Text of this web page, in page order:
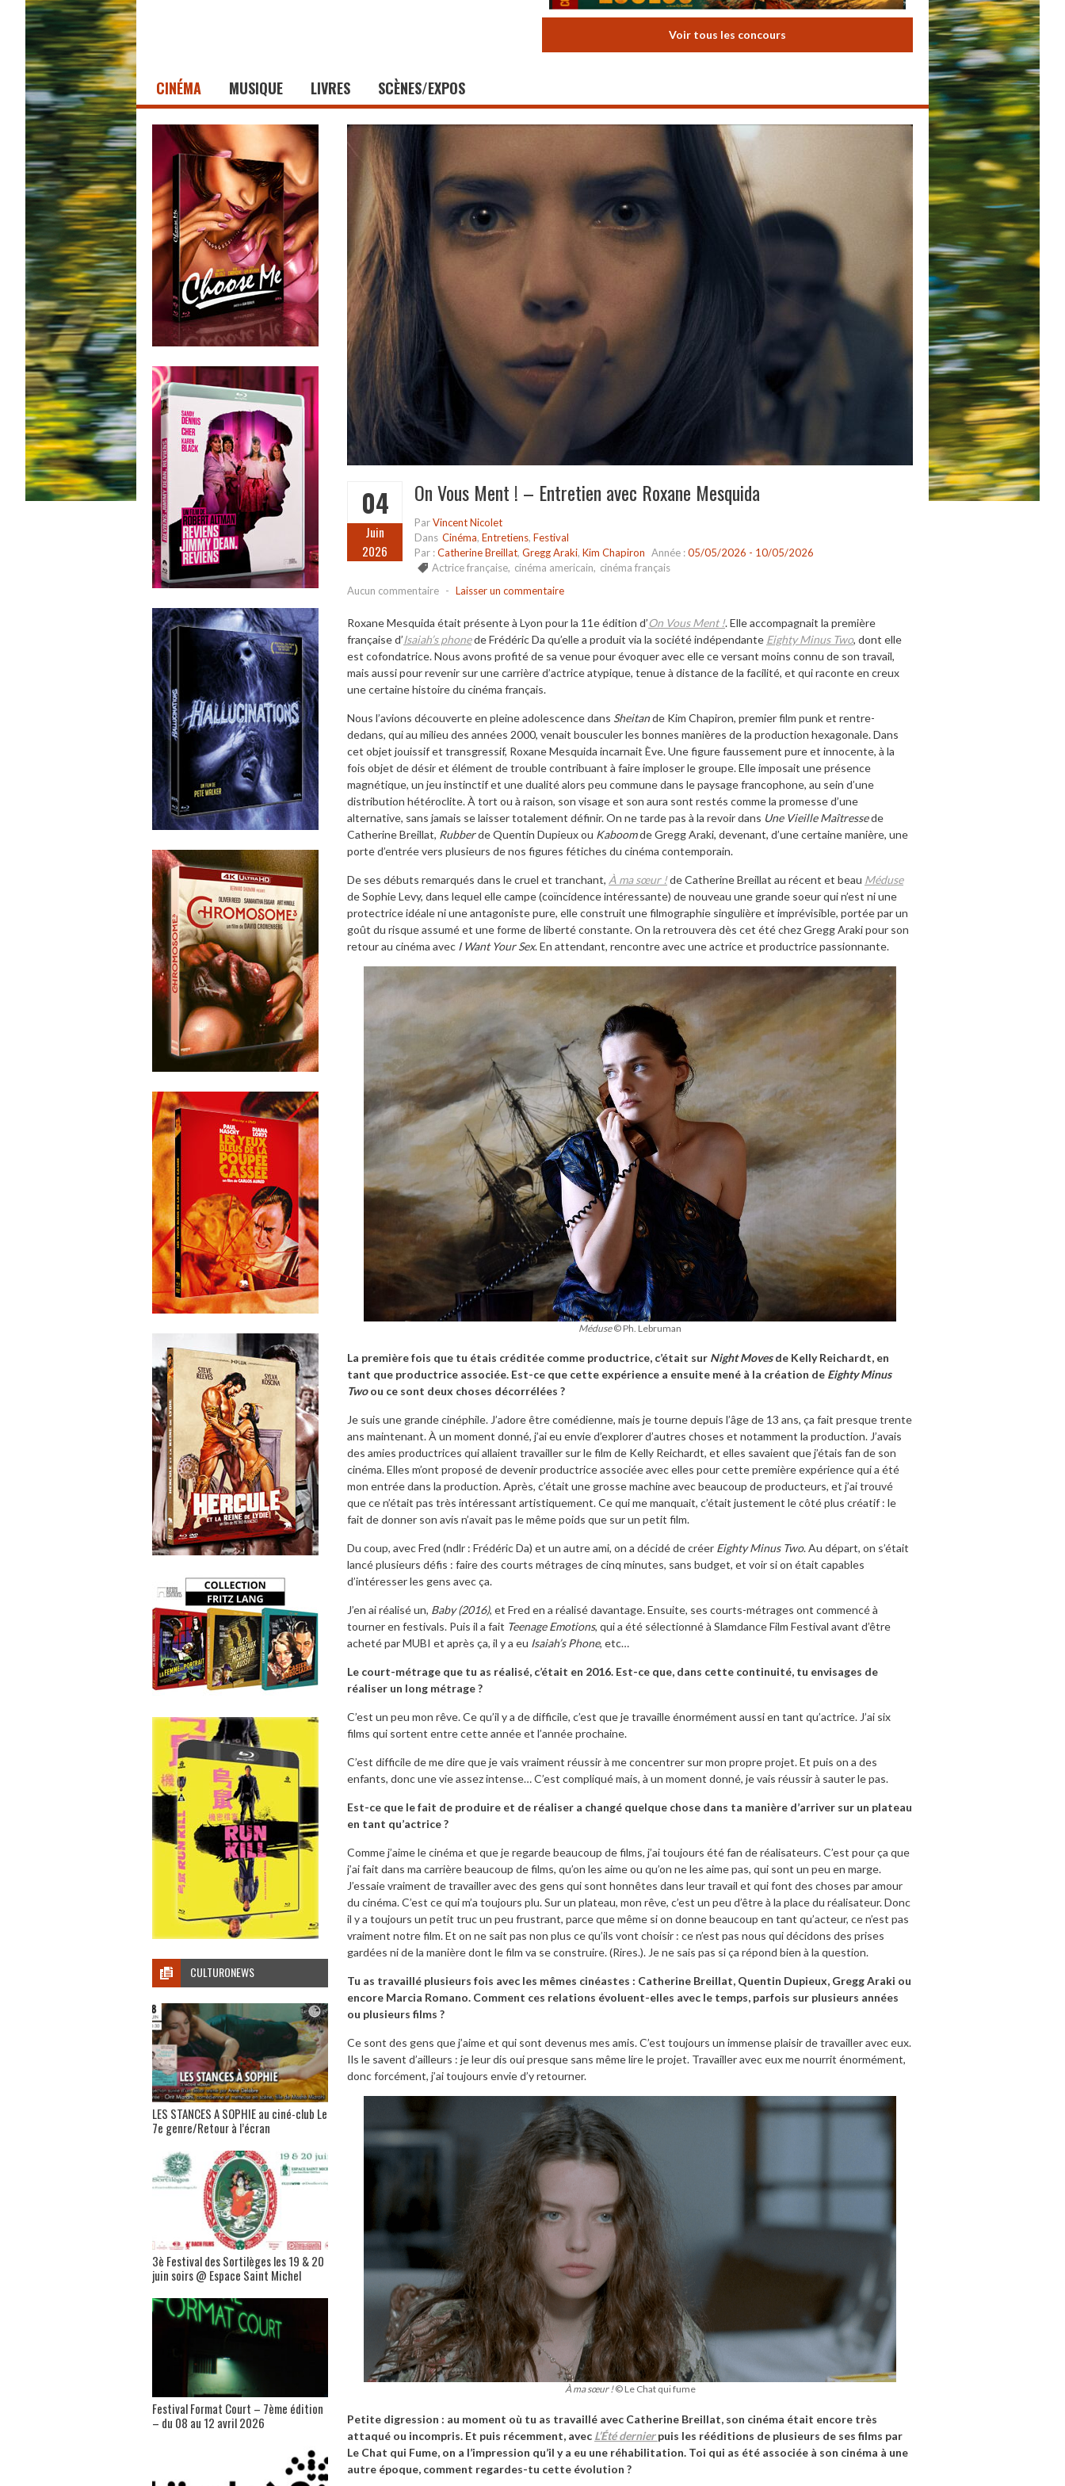
Voir tous les concours
CINÉMA MUSIQUE LIVRES SCÈNES/EXPOS
04
Juin
2026
On Vous Ment ! – Entretien avec Roxane Mesquida
ParVincent Nicolet
Dans Cinéma, Entretiens, Festival
Par :Catherine Breillat, Gregg Araki, Kim Chapiron Année :05/05/2026 - 10/05/2026
Actrice française, cinéma americain, cinéma français
Aucun commentaire - Laisser un commentaire
Roxane Mesquida était présente à Lyon pour la 11e édition d’On Vous Ment !. Elle accompagnait la première
française d’Isaiah’s phonede Frédéric Da qu’elle a produit via la société indépendante Eighty Minus Two, dont elle
est cofondatrice. Nous avons profité de sa venue pour évoquer avec elle ce versant moins connu de son travail,
mais aussi pour revenir sur une carrière d’actrice atypique, tenue à distance de la facilité, et qui raconte en creux
une certaine histoire du cinéma français.
Nous l’avions découverte en pleine adolescence dans Sheitande Kim Chapiron, premier film punk et rentre-
dedans, qui au milieu des années 2000, venait bousculer les bonnes manières de la production hexagonale. Dans
cet objet jouissif et transgressif, Roxane Mesquida incarnait Ève. Une figure faussement pure et innocente, à la
fois objet de désir et élément de trouble contribuant à faire imploser le groupe. Elle imposait une présence
magnétique, un jeu instinctif et une dualité alors peu commune dans le paysage francophone, au sein d’une
distribution hétéroclite. À tort ou à raison, son visage et son aura sont restés comme la promesse d’une
alternative, sans jamais se laisser totalement définir. On ne tarde pas à la revoir dans Une Vieille Maîtressede
Catherine Breillat, Rubberde Quentin Dupieux ou Kaboomde Gregg Araki, devenant, d’une certaine manière, une
porte d’entrée vers plusieurs de nos figures fétiches du cinéma contemporain.
De ses débuts remarqués dans le cruel et tranchant, À ma sœur !de Catherine Breillat au récent et beau Méduse
de Sophie Levy, dans lequel elle campe (coïncidence intéressante) de nouveau une grande soeur qui n’est ni une
protectrice idéale ni une antagoniste pure, elle construit une filmographie singulière et imprévisible, portée par un
goût du risque assumé et une forme de liberté constante. On la retrouvera dès cet été chez Gregg Araki pour son
retour au cinéma avec I Want Your Sex. En attendant, rencontre avec une actrice et productrice passionnante.
Méduse© Ph. Lebruman
La première fois que tu étais créditée comme productrice, c’était sur Night Movesde Kelly Reichardt, en
tant que productrice associée. Est-ce que cette expérience a ensuite mené à la création de Eighty Minus
Twoou ce sont deux choses décorrélées ?
Je suis une grande cinéphile.J’adore être comédienne, mais je tourne depuis l’âge de 13 ans, ça fait presque trente
ans maintenant. À un moment donné, j’ai eu envie d’explorer d’autres choses et notamment la production. J’avais
des amies productrices qui allaient travailler sur le film de Kelly Reichardt, et elles savaient que j’étais fan de son
cinéma. Elles m’ont proposé de devenir productrice associée avec elles pour cette première expérience qui a été
mon entrée dans la production. Après, c’était une grosse machine avec beaucoup de producteurs, et j’ai trouvé
que ce n’était pas très intéressant artistiquement. Ce qui me manquait, c’était justement le côté plus créatif : le
fait de donner son avis n’avait pas le même poids que sur un petit film.
Du coup, avec Fred (ndlr : Frédéric Da) et un autre ami, on a décidé de créer Eighty Minus Two. Au départ, on s’était
lancé plusieurs défis : faire des courts métrages de cinq minutes, sans budget, et voir si on était capables
d’intéresser les gens avec ça.
J’en ai réalisé un, Baby (2016), et Fred en a réalisé davantage. Ensuite, ses courts-métrages ont commencé à
tourner en festivals. Puis il a fait Teenage Emotions, qui a été sélectionné à Slamdance Film Festival avant d’être
acheté par MUBI et après ça, il y a eu Isaiah’s Phone, etc…
Le court-métrage que tu as réalisé, c’était en 2016. Est-ce que, dans cette continuité, tu envisages de
réaliser un long métrage ?
C’est un peu mon rêve. Ce qu’il y a de difficile, c’est que je travaille énormément aussi en tant qu’actrice. J’ai six
films qui sortent entre cette année et l’année prochaine.
C’est difficile de me dire que je vais vraiment réussir à me concentrer sur mon propre projet. Et puis on a des
enfants, donc une vie assez intense… C’est compliqué mais, à un moment donné, je vais réussir à sauter le pas.
Est-ce que le fait de produire et de réaliser a changé quelque chose dans ta manière d’arriver sur un plateau
en tant qu’actrice ?
Comme j’aime le cinéma et que je regarde beaucoup de films, j’ai toujours été fan de réalisateurs. C’est pour ça que
j’ai fait dans ma carrière beaucoup de films, qu’on les aime ou qu’on ne les aime pas, qui sont un peu en marge.
J’essaie vraiment de travailler avec des gens qui sont honnêtes dans leur travail et qui font des choses par amour
du cinéma. C’est ce qui m’a toujours plu. Sur un plateau, mon rêve, c’est un peu d’être à la place du réalisateur. Donc
il y a toujours un petit truc un peu frustrant, parce que même si on donne beaucoup en tant qu’acteur, ce n’est pas
vraiment notre film. Et on ne sait pas non plus ce qu’ils vont choisir : ce n’est pas nous qui décidons des prises
gardées ni de la manière dont le film va se construire. (Rires.). Je ne sais pas si ça répond bien à la question.
Tu as travaillé plusieurs fois avec les mêmes cinéastes : Catherine Breillat, Quentin Dupieux, Gregg Araki ou
encore Marcia Romano. Comment ces relations évoluent-elles avec le temps, parfois sur plusieurs années
ou plusieurs films ?
Ce sont des gens que j’aime et qui sont devenus mes amis. C’est toujours un immense plaisir de travailler avec eux.
Ils le savent d’ailleurs : je leur dis oui presque sans même lire le projet. Travailler avec eux me nourrit énormément,
donc forcément, j’ai toujours envie d’y retourner.
À ma sœur !© Le Chat qui fume
Petite digression : au moment où tu as travaillé avec Catherine Breillat, son cinéma était encore très
attaqué ou incompris. Et puis récemment, avec L’Été dernierpuis les rééditions de plusieurs de ses films par
Le Chat qui Fume, on a l’impression qu’il y a eu une réhabilitation. Toi qui as été associée à son cinéma à une
autre époque, comment regardes-tu cette évolution ?
CULTURONEWS
LES STANCES A SOPHIE au ciné-club Le
7e genre/Retour à l’écran
3è Festival des Sortilèges les 19 & 20
juin soirs @ Espace Saint Michel
Festival Format Court – 7ème édition
– du 08 au 12 avril 2026